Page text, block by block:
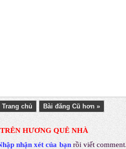
Trang chủ Bài đăng Cũ hơn »
HƯƠNG QUÊ NHÀ
nhận xét của bạn rồi viết comment